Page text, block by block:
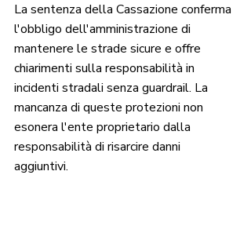
La sentenza della Cassazione conferma
l'obbligo dell'amministrazione di
mantenere le strade sicure e offre
chiarimenti sulla responsabilità in
incidenti stradali senza guardrail. La
mancanza di queste protezioni non
esonera l'ente proprietario dalla
responsabilità di risarcire danni
aggiuntivi.